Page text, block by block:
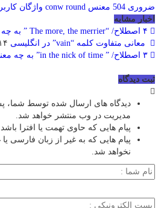
ضروری 504
معنس conw round
واژگان
اخبار مشابه
معانی متفاوت کلمه “vain” در انگلیسی
ثبت دیدگاه
دیدگاه های ارسال شده توسط شما،
مدیریت در وب منتشر خواهد شد.
پیام هایی که حاوی تهمت یا افترا
پیام هایی که به غیر از زبان فارسی
نخواهد شد.